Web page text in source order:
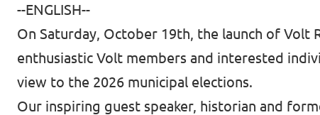
--ENGLISH--
On Saturday, October 19th, the launch of Volt
enthusiastic Volt members and interested
view to the 2026 municipal elections.
Our inspiring guest speaker, historian and